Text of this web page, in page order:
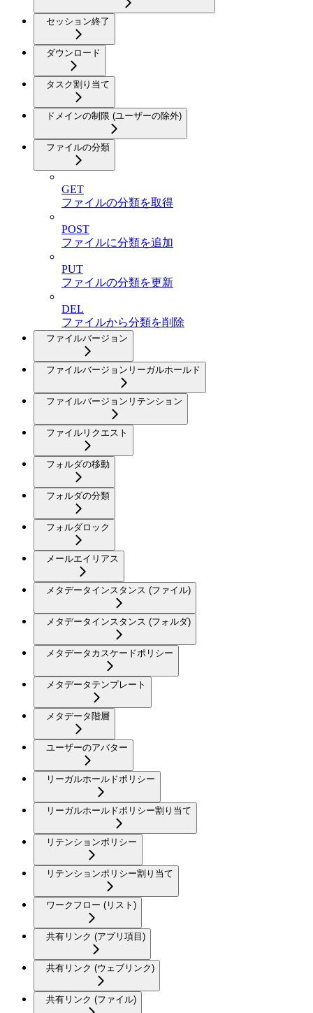
セッション終了
ダウンロード
タスク割り当て
ドメインの制限 (ユーザーの除外)
ファイルの分類
GET
ファイルの分類を取得
POST
ファイルに分類を追加
PUT
ファイルの分類を更新
DEL
ファイルから分類を削除
ファイルバージョン
ファイルバージョンリーガルホールド
ファイルバージョンリテンション
ファイルリクエスト
フォルダの移動
フォルダの分類
フォルダロック
メールエイリアス
メタデータインスタンス (ファイル)
メタデータインスタンス (フォルダ)
メタデータカスケードポリシー
メタデータテンプレート
メタデータ階層
ユーザーのアバター
リーガルホールドポリシー
リーガルホールドポリシー割り当て
リテンションポリシー
リテンションポリシー割り当て
ワークフロー (リスト)
共有リンク (アプリ項目)
共有リンク (ウェブリンク)
共有リンク (ファイル)